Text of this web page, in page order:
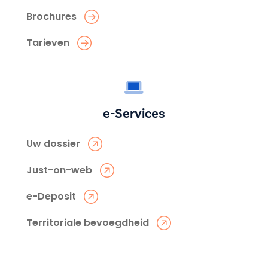
Brochures
Tarieven
e-Services
Uw dossier
Just-on-web
e-Deposit
Territoriale bevoegdheid